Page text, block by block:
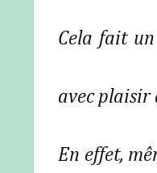
Cela fait
avec plaisir
En effet,